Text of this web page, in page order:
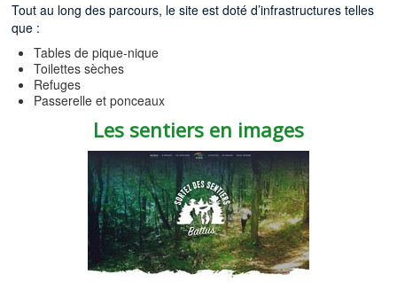
Tout au long des parcours, le site est doté d’infrastructures telles
que :
Tables de pique-nique
Toilettes sèches
Refuges
Passerelle et ponceaux
Les sentiers en images